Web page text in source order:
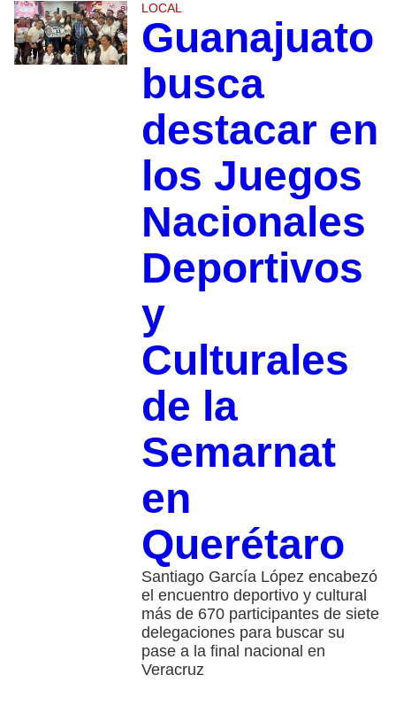
LOCAL
Guanajuato
busca
destacar en
los Juegos
Nacionales
Deportivos
y
Culturales
de la
Semarnat
en
Querétaro
Santiago García López encabezó
el encuentro deportivo y cultural
más de 670 participantes de siete
delegaciones para buscar su
pase a la final nacional en
Veracruz